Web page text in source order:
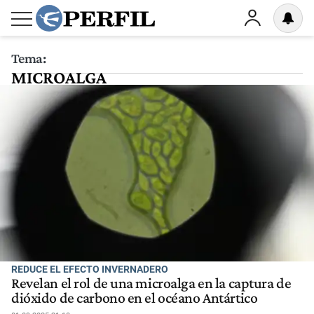
Tema:
MICROALGA
REDUCE EL EFECTO INVERNADERO
Revelan el rol de una microalga en la captura de
dióxido de carbono en el océano Antártico